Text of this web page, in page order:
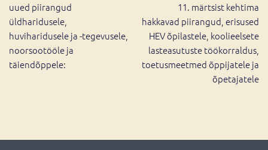
uued piirangud
üldharidusele,
huviharidusele ja -tegevusele,
noorsootööle ja
täiendõppele:
11. märtsist kehtima
hakkavad piirangud, erisused
HEV õpilastele, koolieelsete
lasteasutuste töökorraldus,
toetusmeetmed õppijatele ja
õpetajatele